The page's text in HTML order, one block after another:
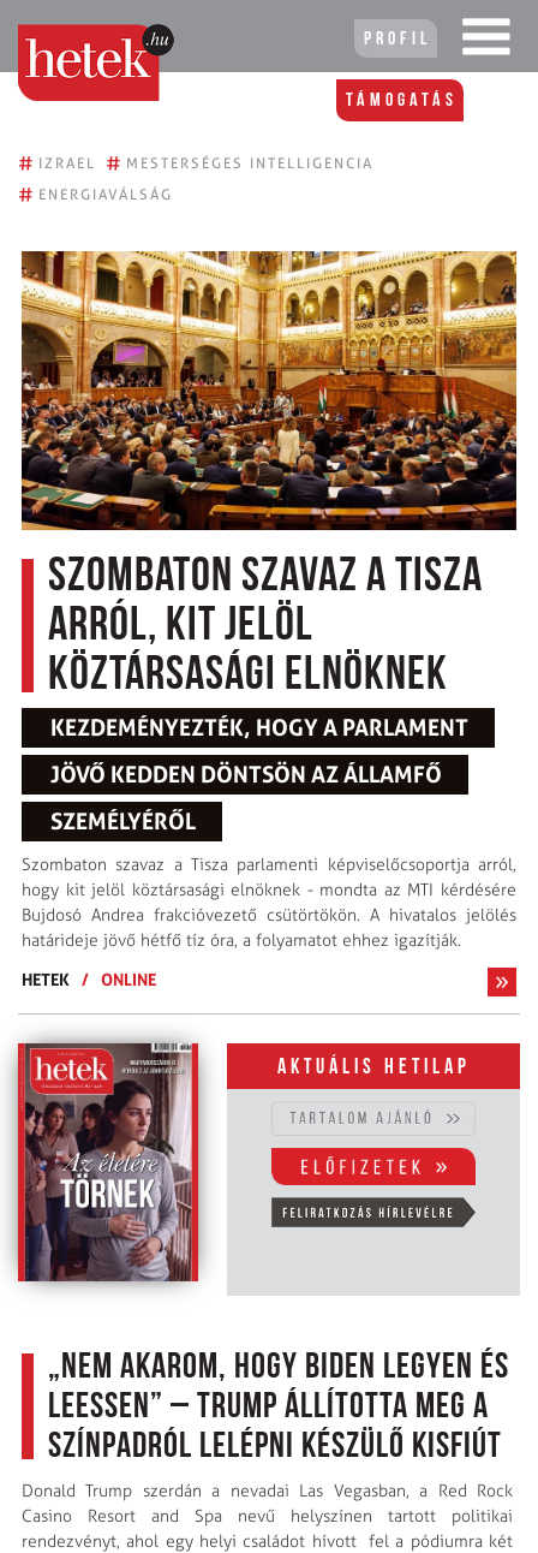
Profil
Támogatás
# IZRAEL # MESTERSÉGES INTELLIGENCIA
# ENERGIAVÁLSÁG
Szombaton szavaz a Tisza
arról, kit jelöl
köztársasági elnöknek
KEZDEMÉNYEZTÉK, HOGY A PARLAMENT
JÖVŐ KEDDEN DÖNTSÖN AZ ÁLLAMFŐ
SZEMÉLYÉRŐL
Szombaton szavaz a Tisza parlamenti képviselőcsoportja arról,
hogy kit jelöl köztársasági elnöknek - mondta az MTI kérdésére
Bujdosó Andrea frakcióvezető csütörtökön. A hivatalos jelölés
határideje jövő hétfő tíz óra, a folyamatot ehhez igazítják.
HETEK
/ ONLINE
Aktuális hetilap
„Nem akarom, hogy Biden legyen és
leessen” – Trump állította meg a
színpadról lelépni készülő kisfiút
Donald Trump szerdán a nevadai Las Vegasban, a Red Rock
Casino Resort and Spa nevű helyszínen tartott politikai
rendezvényt, ahol egy helyi családot hívott fel a pódiumra két